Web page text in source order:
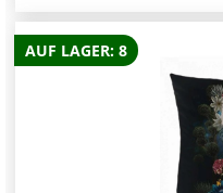
AUF LAGER: 8